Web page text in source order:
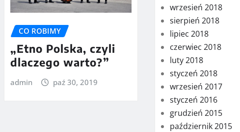
CO ROBIMY
„Etno Polska, czyli
dlaczego warto?”
admin paź 30, 2019
wrzesień 2018
sierpień 2018
lipiec 2018
czerwiec 2018
luty 2018
styczeń 2018
wrzesień 2017
styczeń 2016
grudzień 2015
październik 2015